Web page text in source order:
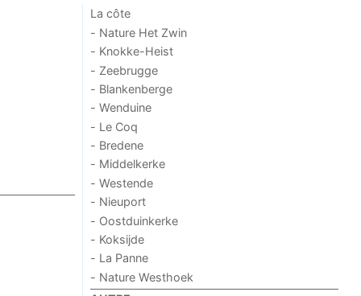
La côte
- Nature Het Zwin
- Knokke-Heist
- Zeebrugge
- Blankenberge
- Wenduine
- Le Coq
- Bredene
- Middelkerke
- Westende
- Nieuport
- Oostduinkerke
- Koksijde
- La Panne
- Nature Westhoek